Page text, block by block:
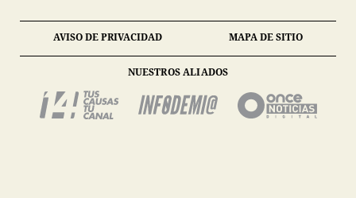
AVISO DE PRIVACIDAD MAPA DE SITIO
NUESTROS ALIADOS